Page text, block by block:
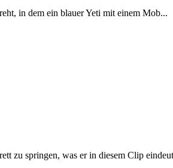
in dem ein blauer Yeti mit einem Mob...
zu springen, was er in diesem Clip